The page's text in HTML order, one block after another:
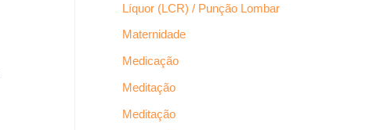
Líquor (LCR) / Punção Lombar
Maternidade
Medicação
Meditação
Meditação